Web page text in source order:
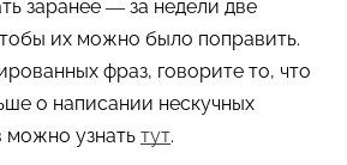
заранее — за недели две
их можно было поправить.
фраз, говорите то, что
о написании нескучных
можно узнать тут.